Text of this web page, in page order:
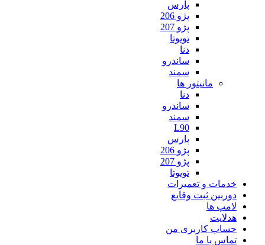
پارس
پژو 206
پژو 207
تویوتا
دنا
ساندرو
سمند
مانیتور ها
دنا
ساندرو
سمند
L90
پارس
پژو 206
پژو 207
تویوتا
خدمات و تعمیرات
دوربین ثبت وقایع
لامپ ها
هدلایت
حساب کاربری من
تماس با ما